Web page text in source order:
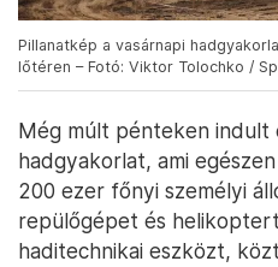
Pillanatkép a vasárnapi
lőtéren – Fotó: Viktor Tolochko /
Még múlt pénteken indult
hadgyakorlat, ami
200 ezer főnyi személyi
repülőgépet és
haditechnikai eszközt,